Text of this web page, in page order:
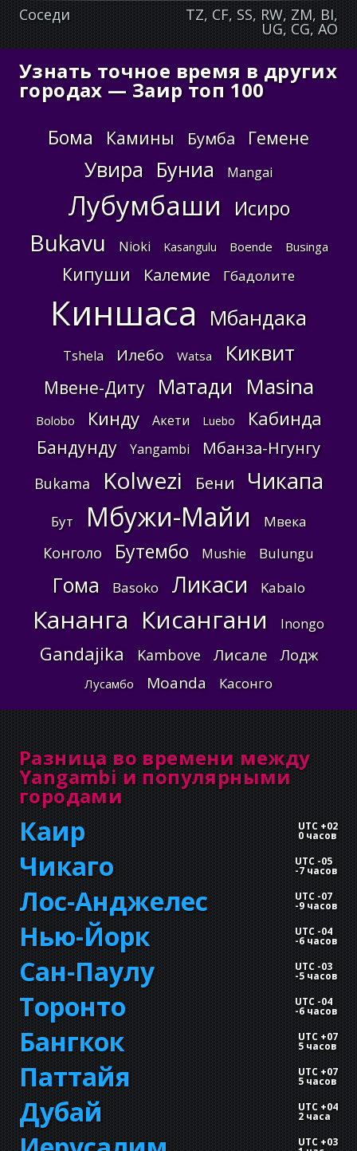
Соседи TZ, CF, SS, RW, ZM, BI,
UG, CG, AO
Узнать точное время в других
городах — Заир топ 100
Бома Камины Бумба Гемене
Увира Буниа Mangai
Лубумбаши Исиро
Bukavu Nioki Kasangulu Boende Businga
Кипуши Калемие Гбадолите
Киншаса Мбандака
Tshela Илебо Watsa Киквит
Мвене-Диту Матади Masina
Bolobo Кинду Акети Luebo Кабинда
Бандунду Yangambi Мбанза-Нгунгу
Bukama Kolwezi Бени Чикапа
Бут Мбужи-Майи Мвека
Конголо Бутембо Mushie Bulungu
Гома Basoko Ликаси Kabalo
Кананга Кисангани Inongo
Gandajika Kambove Лисале Лодж
Лусамбо Moanda Касонго
Разница во времени между
Yangambi и популярными
городами
Каир UTC +02
0 часов
Чикаго UTC -05
-7 часов
Лос-Анджелес UTC -07
-9 часов
Нью-Йорк UTC -04
-6 часов
Сан-Паулу UTC -03
-5 часов
Торонто UTC -04
-6 часов
Бангкок UTC +07
5 часов
Паттайя UTC +07
5 часов
Дубай UTC +04
2 часа
UTC +03